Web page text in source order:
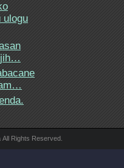
ulogu
Rights Reserved.